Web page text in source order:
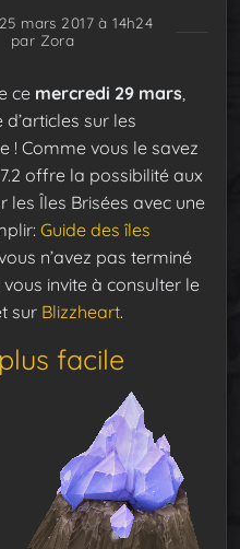
mars 2017 à 14h24
par Zora
ce mercredi 29 mars,
sur les
! Comme vous le savez
offre la possibilité aux
les Îles Brisées avec une
Guide des îles
n’avez pas terminé
invite à consulter le
sur Blizzheart.
facile